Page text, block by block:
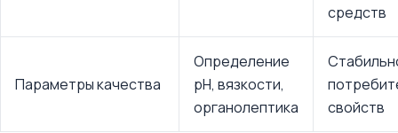
средств
Параметры качества
Определение
pH, вязкости,
органолептика
свойств